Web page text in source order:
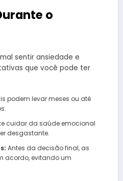
o
sentir ansiedade e
que você pode ter
podem levar meses ou até
cuidar da saúde emocional
desgastante.
Antes da decisão final, as
acordo, evitando um